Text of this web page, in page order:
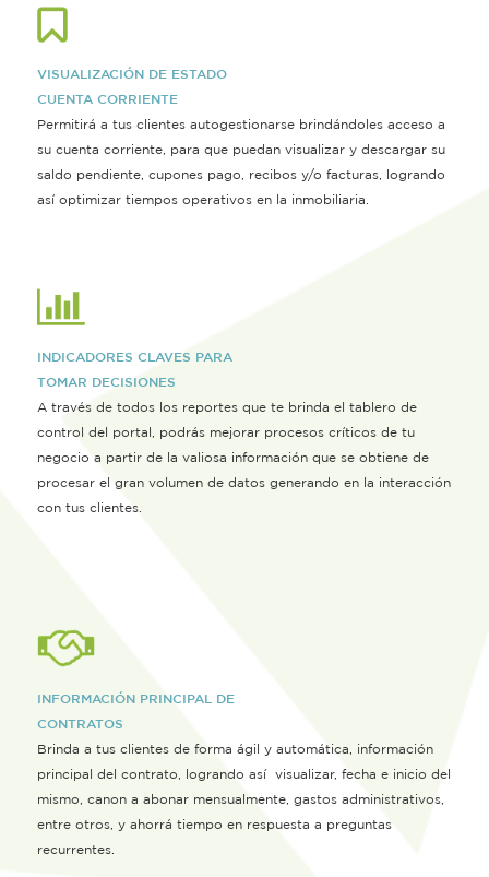
VISUALIZACIÓN DE ESTADO
CUENTA CORRIENTE
Permitirá a tus clientes autogestionarse brindándoles acceso a
su cuenta corriente, para que puedan visualizar y descargar su
saldo pendiente, cupones pago, recibos y/o facturas, logrando
así optimizar tiempos operativos en la inmobiliaria.
INDICADORES CLAVES PARA
TOMAR DECISIONES
A través de todos los reportes que te brinda el tablero de
control del portal, podrás mejorar procesos críticos de tu
negocio a partir de la valiosa información que se obtiene de
procesar el gran volumen de datos generando en la interacción
con tus clientes.
INFORMACIÓN PRINCIPAL DE
CONTRATOS
Brinda a tus clientes de forma ágil y automática, información
principal del contrato, logrando así visualizar, fecha e inicio del
mismo, canon a abonar mensualmente, gastos administrativos,
entre otros, y ahorrá tiempo en respuesta a preguntas
recurrentes.